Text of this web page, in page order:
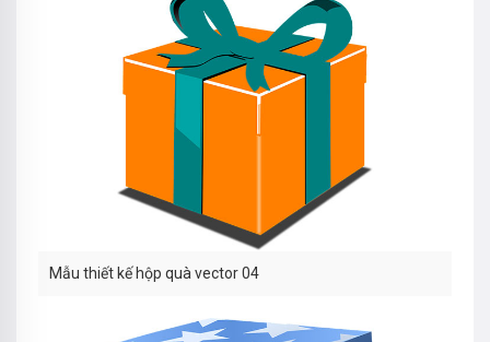
Mẫu thiết kế hộp quà vector 04